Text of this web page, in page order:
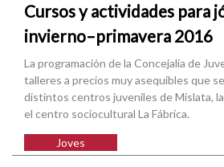
Cursos y actividades para
invierno–primavera 2016
La programación de la Concejalía de
talleres a precios muy asequibles que
distintos centros juveniles de Mislata, la
el centro sociocultural La Fábrica.
Joves